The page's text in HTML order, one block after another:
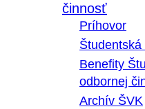
činnosť
Príhovor
Benefity
odbornej
Archív ŠVK